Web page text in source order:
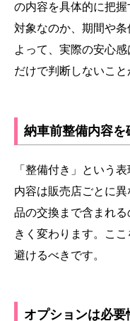
の内容を具体的に把
対象なのか、期間や
よって、実際の安心
だけで判断しないこと
納車前整備内容を
「整備付き」という
内容は販売店ごとに
品の交換まで含まれ
きく変わります。こ
避けるべきです。
オプションは必要